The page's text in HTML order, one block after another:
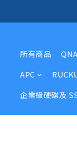
所有商品
APC
企業級硬碟及